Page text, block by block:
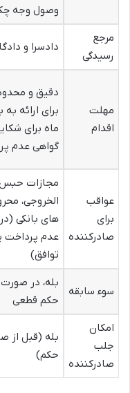
وصول وجه
مرجع
رسیدگی
دادسرا و
مهلت
اقدام
ماه برای
گواهی عدم
عواقب
برای
صادرکننده
مجازات
الخروجی،
های بانکی
عدم پرداخت
توافق)
سوء سابقه
بله، در
حکم قطعی
امکان
جلب
صادرکننده
بله (قبل از
حکم)